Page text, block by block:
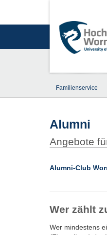
Familienservice
Alumni
Angebote
Alumni-Club
Wer zählt
Wer mindestens